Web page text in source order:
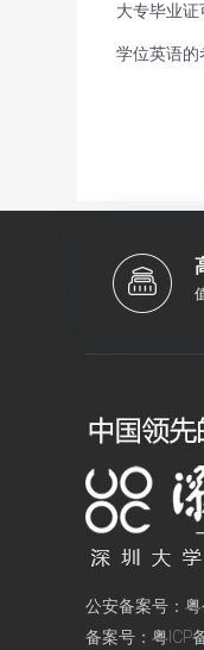
大专毕业证
学位英语
公安备案号：
备案号： 粤ICP